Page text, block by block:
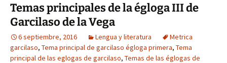
Temas principales de la égloga III de
Garcilaso de la Vega
6 septiembre, 2016 Lengua y literatura
Metrica
garcilaso, Tema principal de garcilaso égloga primera, Tema
principal de las eglogas de garcilaso, Temas de las églogas de